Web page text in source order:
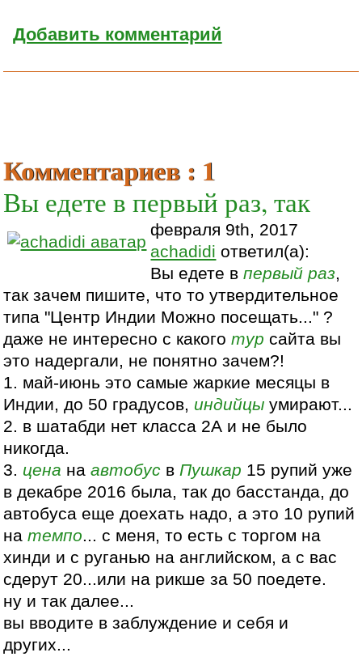
Добавить комментарий
Комментариев : 1
Вы едете в первый раз, так
февраля 9th, 2017
achadidi ответил(а):
Вы едете впервый раз,
так зачем пишите, что то утвердительное
типа "Центр Индии Можно посещать..." ?
даже не интересно с какоготур сайта вы
это надергали, не понятно зачем?!
1. май-июнь это самые жаркие месяцы в
Индии, до 50 градусов, индийцы умирают...
2. в шатабди нет класса 2А и не было
никогда.
3. цена наавтобус вПушкар 15 рупий уже
в декабре 2016 была, так до басстанда, до
автобуса еще доехать надо, а это 10 рупий
натемпо... с меня, то есть с торгом на
хинди и с руганью на английском, а с вас
сдерут 20...или на рикше за 50 поедете.
ну и так далее...
вы вводите в заблуждение и себя и
других...